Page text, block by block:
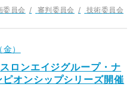
委員会 審判委員会 技術委員会
）
ロンエイジグループ・ナ
オンシップシリーズ開催